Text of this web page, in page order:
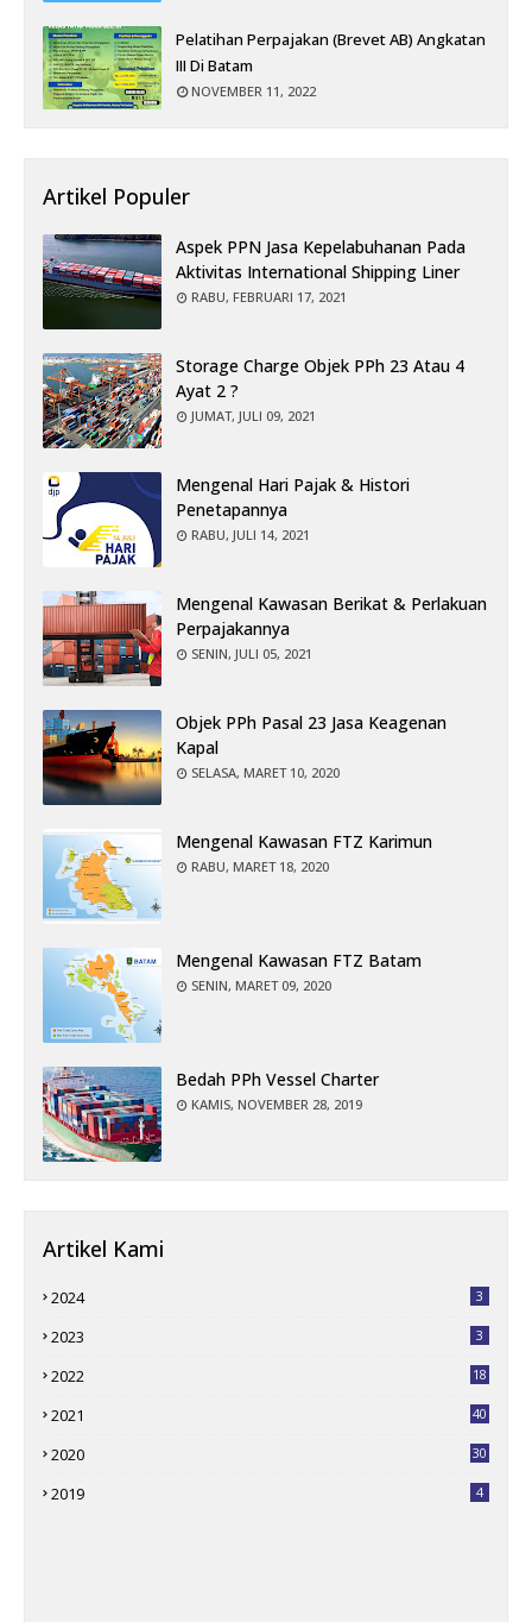
Pelatihan Perpajakan (Brevet AB) Angkatan
III Di Batam
NOVEMBER 11, 2022
Artikel Populer
Aspek PPN Jasa Kepelabuhanan Pada
Aktivitas International Shipping Liner
RABU, FEBRUARI 17, 2021
Storage Charge Objek PPh 23 Atau 4
Ayat 2 ?
JUMAT, JULI 09, 2021
Mengenal Hari Pajak & Histori
Penetapannya
RABU, JULI 14, 2021
Mengenal Kawasan Berikat & Perlakuan
Perpajakannya
SENIN, JULI 05, 2021
Objek PPh Pasal 23 Jasa Keagenan
Kapal
SELASA, MARET 10, 2020
Mengenal Kawasan FTZ Karimun
RABU, MARET 18, 2020
Mengenal Kawasan FTZ Batam
SENIN, MARET 09, 2020
Bedah PPh Vessel Charter
KAMIS, NOVEMBER 28, 2019
Artikel Kami
2024 3
2023 3
2022 18
2021 40
2020 30
2019 4